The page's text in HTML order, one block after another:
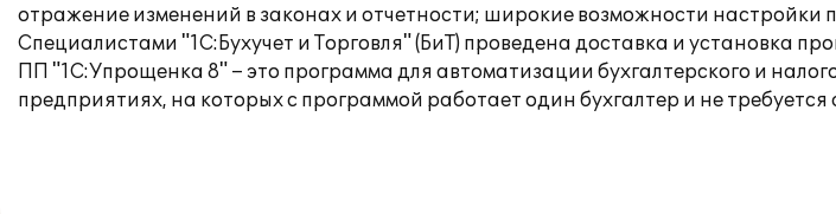
отражение изменений в законах и отчетности; широкие возможности настройки
Специалистами "1С:Бухучет и Торговля" (БиТ) проведена доставка и установка
ПП "1С:Упрощенка 8" – это программа для автоматизации бухгалтерского и
предприятиях, на которых с программой работает один бухгалтер и не